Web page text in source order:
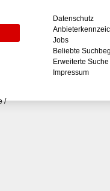
/
Datenschutz
Jobs
Beliebte
Erweiterte Suche
Impressum